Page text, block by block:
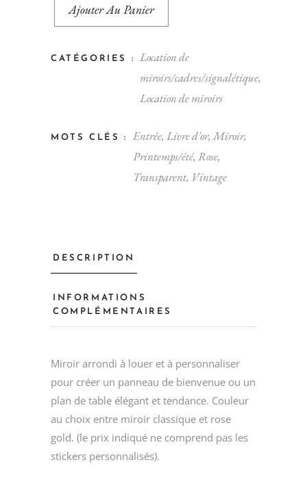
Ajouter Au Panier
CATÉGORIES :
Location de
miroirs/cadres/signalétique,
Location de miroirs
MOTS CLÉS : Entrée, Livre d'or,Miroir,
Printemps/été, Rose,
Transparent, Vintage
DESCRIPTION
INFORMATIONS
COMPLÉMENTAIRES
Miroir arrondi à louer et à personnaliser
pour créer un panneau de bienvenue ou un
plan de table élégant et tendance. Couleur
au choix entre miroir classique et rose
gold. (le prix indiqué ne comprend pas les
stickers personnalisés).